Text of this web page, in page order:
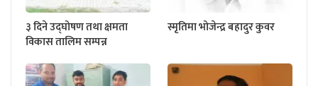
३ दिने उद्घोषण तथा क्षमता
विकास तालिम सम्पन्न
स्मृतिमा भोजेन्द्र बहादुर कुवर